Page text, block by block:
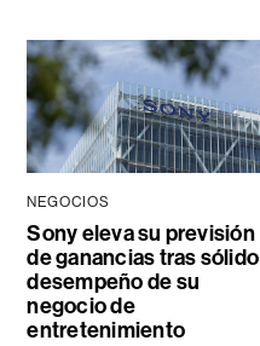
NEGOCIOS
Sony eleva su previsión
de ganancias tras sólido
desempeño de su
negocio de
entretenimiento